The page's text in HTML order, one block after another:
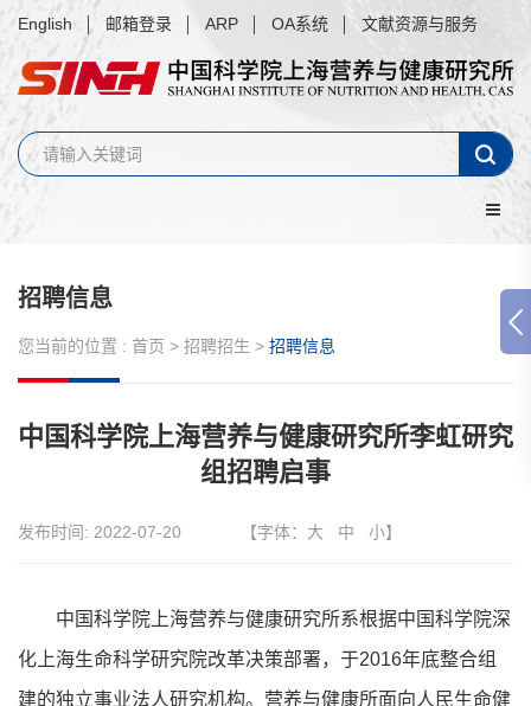
English 邮箱登录 ARP OA系统 文献资源与服务
招聘信息
您当前的位置 : 首页 > 招聘招生 > 招聘信息
中国科学院上海营养与健康研究所李虹研究
组招聘启事
发布时间: 2022-07-20 【字体： 大 中 小】
中国科学院上海营养与健康研究所系根据中国科学院深
化上海生命科学研究院改革决策部署，于2016年底整合组
建的独立事业法人研究机构。营养与健康所面向人民生命健